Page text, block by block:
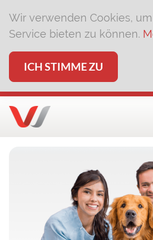
Wir verwenden Cookies,
Service bieten zu können.
ICH STIMME ZU